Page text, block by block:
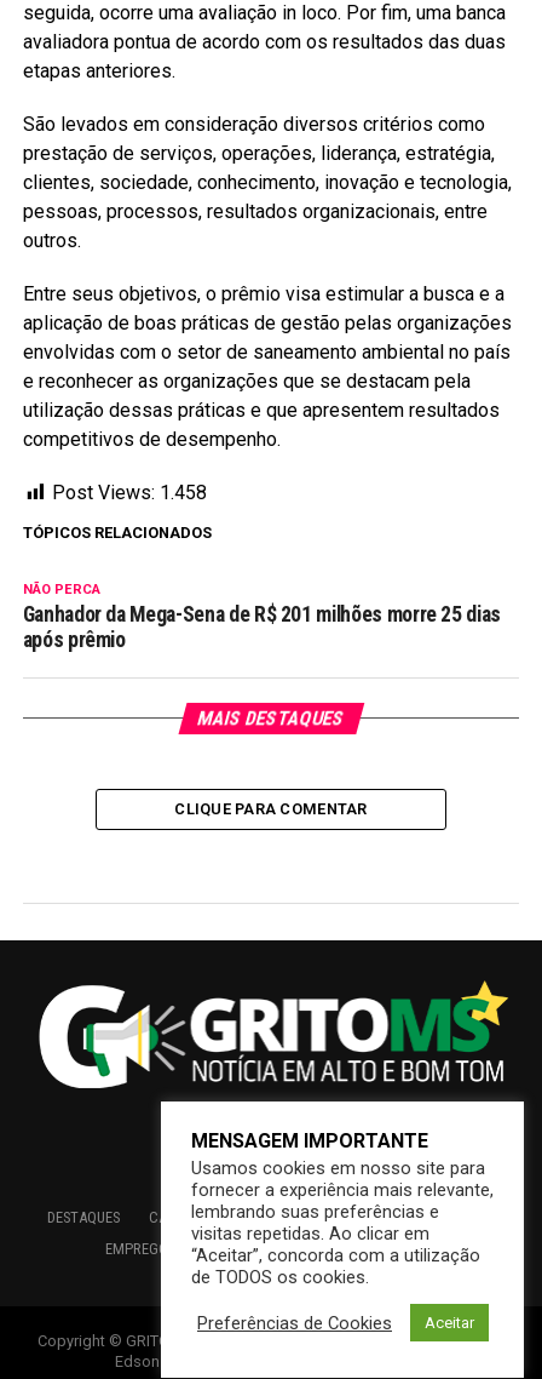
seguida, ocorre uma avaliação in loco. Por fim, uma banca
avaliadora pontua de acordo com os resultados das duas
etapas anteriores.
São levados em consideração diversos critérios como
prestação de serviços, operações, liderança, estratégia,
clientes, sociedade, conhecimento, inovação e tecnologia,
pessoas, processos, resultados organizacionais, entre
outros.
Entre seus objetivos, o prêmio visa estimular a busca e a
aplicação de boas práticas de gestão pelas organizações
envolvidas com o setor de saneamento ambiental no país
e reconhecer as organizações que se destacam pela
utilização dessas práticas e que apresentem resultados
competitivos de desempenho.
Post Views: 1.458
TÓPICOS RELACIONADOS
NÃO PERCA
Ganhador da Mega-Sena de R$ 201 milhões morre 25 dias
após prêmio
MAIS DESTAQUES
CLIQUE PARA COMENTAR
DESTAQUES CAMPO GRANDE BRASIL SAÚDE
ECONOMIA
EMPREGO
EDUCAÇÃO INTERIOR PREFEITURA
Copyright © GRITOMS | Mantido por INDIOWEB – Soluções Online –
Edson {Índio} de Souza – Consultoria em T. I.
MENSAGEM IMPORTANTE
Usamos cookies em nosso site para
fornecer a experiência mais relevante,
lembrando suas preferências e
visitas repetidas. Ao clicar em
“Aceitar”, concorda com a utilização
de TODOS os cookies.
Preferências de Cookies Aceitar